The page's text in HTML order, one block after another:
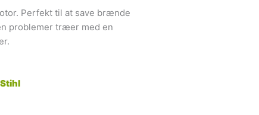
Perfekt til at save brænde
problemer træer med en
Stihl